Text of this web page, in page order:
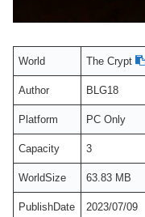
World The Crypt
Author BLG18
Platform PC Only
Capacity 3
WorldSize 63.83 MB
PublishDate 2023/07/09